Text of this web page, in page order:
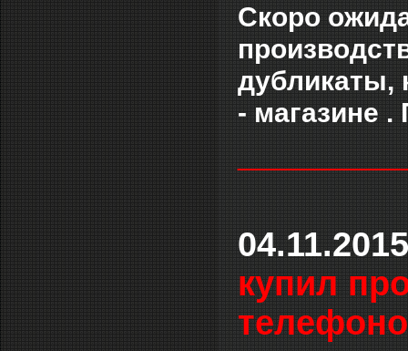
Скоро
дубликаты,
- магазине
04.11.2015
купил